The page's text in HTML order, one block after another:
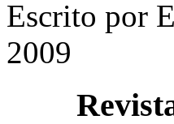
Escrito por
2009